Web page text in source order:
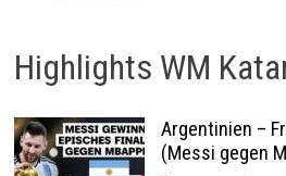
Highlights WM
Argentinien –
(Messi gegen